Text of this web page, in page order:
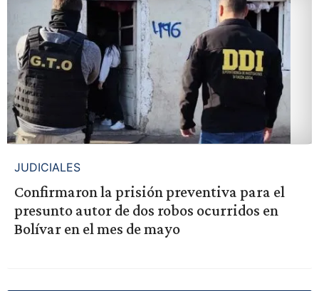
JUDICIALES
Confirmaron la prisión preventiva para el
presunto autor de dos robos ocurridos en
Bolívar en el mes de mayo